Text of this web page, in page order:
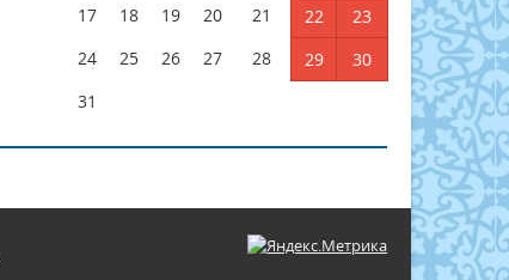
17
18 19 20 21 22
23
24
25 26 27 28 29
30
31